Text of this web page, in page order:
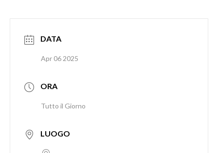
DATA
Apr 06 2025
ORA
Tutto il Giorno
LUOGO